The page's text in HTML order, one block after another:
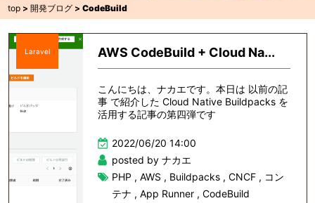
top >開発ブログ >CodeBuild
Laravel AWS CodeBuild + Cloud Na...
こんにちは、ナカエです。本日は 以前の記
事 で紹介した Cloud Native Buildpacks を
活用する記事の第四弾です
2022/06/20 14:00
posted by ナカエ
PHP , AWS , Buildpacks, CNCF, コン
テナ , App Runner, CodeBuild